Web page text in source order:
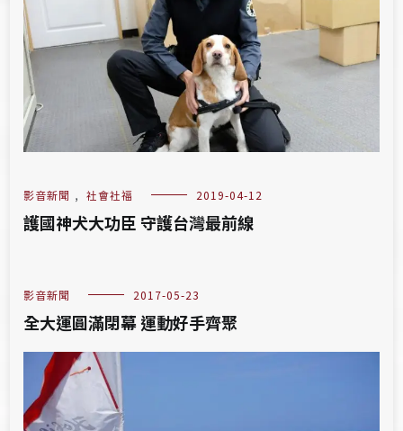
影音新聞 , 社會社福 2019-04-12
護國神犬大功臣 守護台灣最前線
影音新聞 2017-05-23
全大運圓滿閉幕 運動好手齊聚